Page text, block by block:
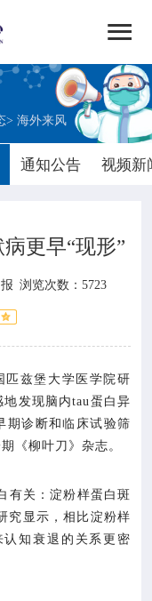

>海外来风
通知公告 视频新




更早“现形”
浏览次数：5723
兹堡大学医学院研
发现脑内tau蛋白异
期诊断和临床试验筛
《柳叶刀》杂志。
有关：淀粉样蛋白斑
究显示，相比淀粉样
知衰退的关系更密